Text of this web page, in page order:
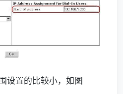
设置的比较小，如图